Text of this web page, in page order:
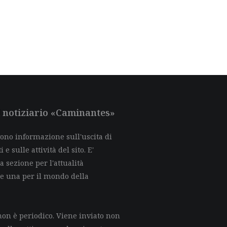
«Caminantes»
informazione sull'uscita di
e sulle attività del sito. E'
sezione per l'attualità
una per il mondo della
è periodico. Viene inviato non